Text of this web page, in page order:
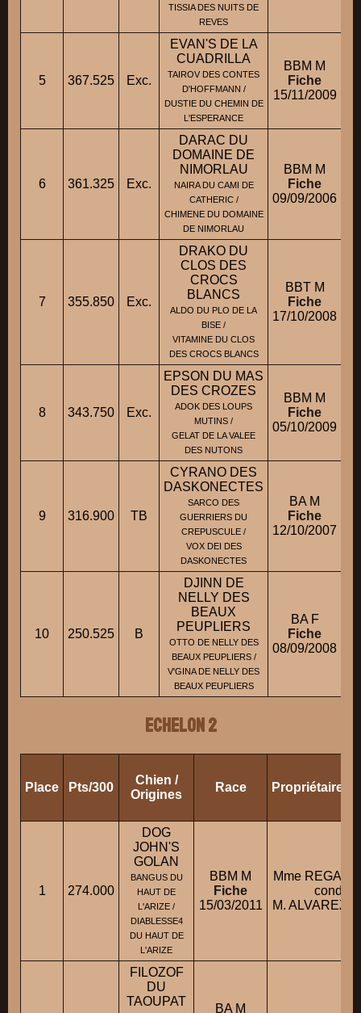
TISSIA DES NUITS DE
REVES
5 367.525 Exc.
EVAN'S DE LA
CUADRILLA
TAIROV DES CONTES
D'HOFFMANN /
DUSTIE DU CHEMIN DE
L'ESPERANCE
BBM M
Fiche
15/11/2009
6 361.325 Exc.
DARAC DU
DOMAINE DE
NIMORLAU
NAIRA DU CAMI DE
CATHERIC /
CHIMENE DU DOMAINE
DE NIMORLAU
BBM M
Fiche
09/09/2006
7 355.850 Exc.
DRAKO DU
CLOS DES
CROCS
BLANCS
ALDO DU PLO DE LA
BISE /
VITAMINE DU CLOS
DES CROCS BLANCS
BBT M
Fiche
17/10/2008
8 343.750 Exc.
EPSON DU MAS
DES CROZES
ADOK DES LOUPS
MUTINS /
GELAT DE LA VALEE
DES NUTONS
BBM M
Fiche
05/10/2009
9 316.900 TB
CYRANO DES
DASKONECTES
SARCO DES
GUERRIERS DU
CREPUSCULE /
VOX DEI DES
DASKONECTES
BA M
Fiche
12/10/2007
10 250.525 B
DJINN DE
NELLY DES
BEAUX
PEUPLIERS
OTTO DE NELLY DES
BEAUX PEUPLIERS /
V'GINA DE NELLY DES
BEAUX PEUPLIERS
BA F
Fiche
08/09/2008
ECHELON 2
Place Pts/300
Chien /
Origines
Race Propriétaire/
1 274.000
DOG
JOHN'S
GOLAN
BANGUS DU
HAUT DE
L'ARIZE /
DIABLESSE4
DU HAUT DE
L'ARIZE
BBM M
Fiche
15/03/2011
Mme
conduit
M. ALVAREZ
FILOZOF
DU
TAOUPAT
BA M